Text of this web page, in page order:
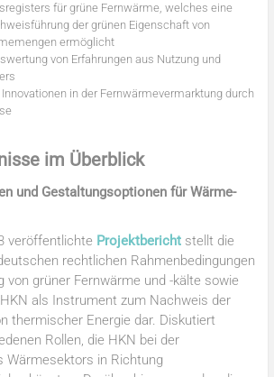
für grüne Fernwärme, welches eine
der grünen Eigenschaft von
ermöglicht
von Erfahrungen aus Nutzung und
in der Fernwärmevermarktung durch
im Überblick
und Gestaltungsoptionen für Wärme-
veröffentlichte Projektbericht stellt die
rechtlichen Rahmenbedingungen
von grüner Fernwärme und -kälte sowie
als Instrument zum Nachweis der
thermischer Energie dar. Diskutiert
Rollen, die HKN bei der
Wärmesektors in Richtung